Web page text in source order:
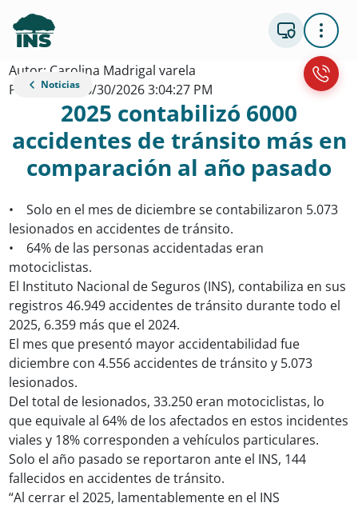
Noticias
Autor: Carolina Madrigal varela
Publicacion: 6/30/2026 3:04:27 PM
2025 contabilizó 6000
accidentes de tránsito más en
comparación al año pasado
• Solo en el mes de diciembre se contabilizaron 5.073
lesionados en accidentes de tránsito.
• 64% de las personas accidentadas eran
motociclistas.
El Instituto Nacional de Seguros (INS), contabiliza en sus
registros 46.949 accidentes de tránsito durante todo el
2025, 6.359 más que el 2024.
El mes que presentó mayor accidentabilidad fue
diciembre con 4.556 accidentes de tránsito y 5.073
lesionados.
Del total de lesionados, 33.250 eran motociclistas, lo
que equivale al 64% de los afectados en estos incidentes
viales y 18% corresponden a vehículos particulares.
Solo el año pasado se reportaron ante el INS, 144
fallecidos en accidentes de tránsito.
“Al cerrar el 2025, lamentablemente en el INS